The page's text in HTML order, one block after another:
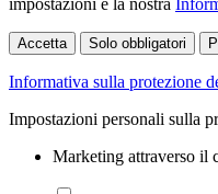
Accetta Solo obbligatori
Informativa sulla protezione
Impostazioni personali sulla
Marketing attraverso il